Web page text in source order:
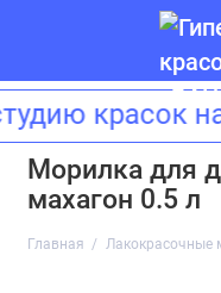
Морилка для
махагон 0.5 л
Главная Лакокрасочные